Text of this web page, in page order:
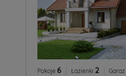
Pokoje 6 Łazienki 2 Garaż